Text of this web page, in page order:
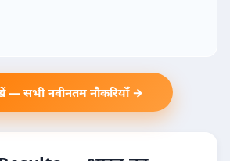
सभी नवीनतम नौकरियाँ →